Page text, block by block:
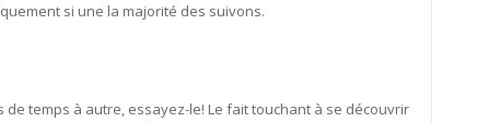
si une la majorité des suivons.
temps à autre, essayez-le! Le fait touchant à se découvrir